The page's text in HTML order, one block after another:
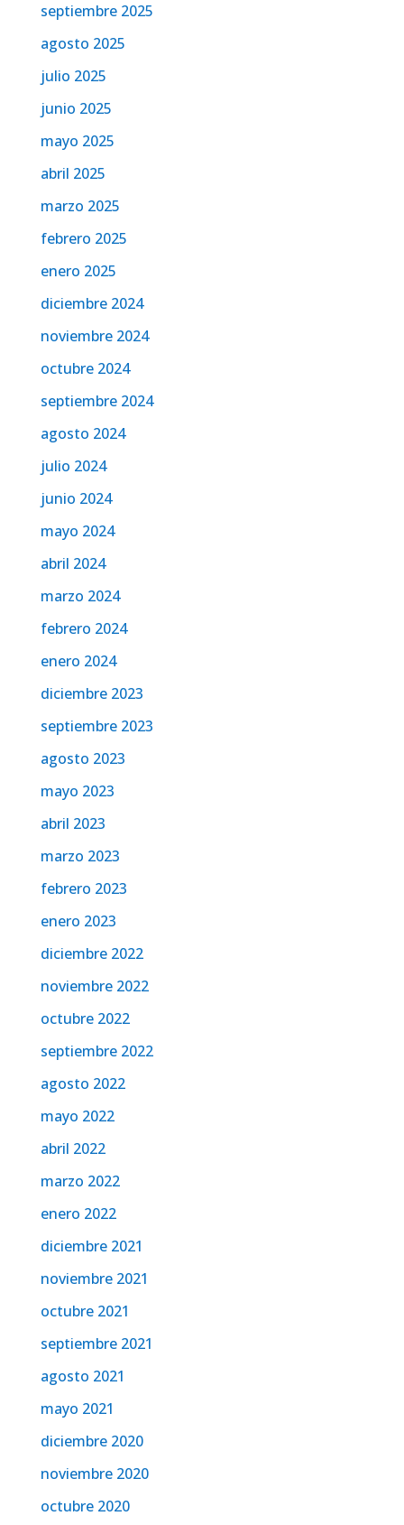
septiembre 2025
agosto 2025
julio 2025
junio 2025
mayo 2025
abril 2025
marzo 2025
febrero 2025
enero 2025
diciembre 2024
noviembre 2024
octubre 2024
septiembre 2024
agosto 2024
julio 2024
junio 2024
mayo 2024
abril 2024
marzo 2024
febrero 2024
enero 2024
diciembre 2023
septiembre 2023
agosto 2023
mayo 2023
abril 2023
marzo 2023
febrero 2023
enero 2023
diciembre 2022
noviembre 2022
octubre 2022
septiembre 2022
agosto 2022
mayo 2022
abril 2022
marzo 2022
enero 2022
diciembre 2021
noviembre 2021
octubre 2021
septiembre 2021
agosto 2021
mayo 2021
diciembre 2020
noviembre 2020
octubre 2020